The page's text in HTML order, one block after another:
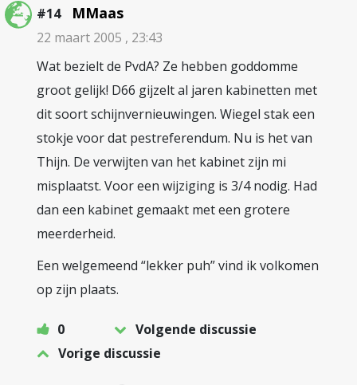
#14 MMaas
22 maart 2005 , 23:43
Wat bezielt de PvdA? Ze hebben goddomme
groot gelijk! D66 gijzelt al jaren kabinetten met
dit soort schijnvernieuwingen. Wiegel stak een
stokje voor dat pestreferendum. Nu is het van
Thijn. De verwijten van het kabinet zijn mi
misplaatst. Voor een wijziging is 3/4 nodig. Had
dan een kabinet gemaakt met een grotere
meerderheid.
Een welgemeend “lekker puh” vind ik volkomen
op zijn plaats.
0
Volgende discussie
Vorige discussie